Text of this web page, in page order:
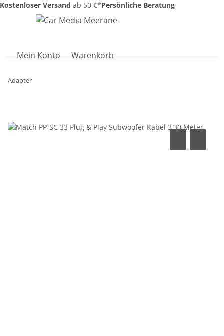
Kostenloser Versand ab 50 €*Persönliche Beratung
Mein Konto Warenkorb
Adapter